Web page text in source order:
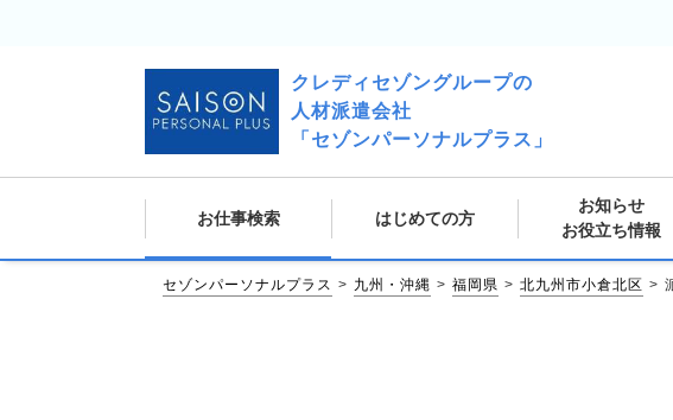
クレディセゾングループの
人材派遣会社
「セゾンパーソナルプラス」
お仕事検索 はじめての方
お知らせ
お役立ち情報
セゾンパーソナルプラス 九州・沖縄 福岡県 北九州市小倉北区